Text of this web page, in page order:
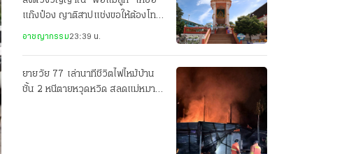
แก๊งป๋อง ญาติสาปแช่งขอให้ต้องโทษ
อาชญากรรม23:39 น.
ยายวัย 77 เล่านาทีชีวิตไฟไหม้บ้าน
ชั้น 2 หนีตายหวุดหวิด สลดแม่หมา